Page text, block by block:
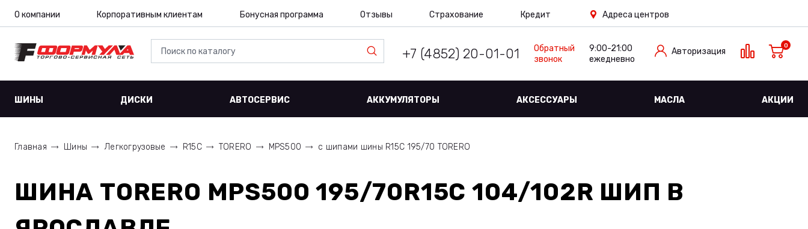
О компании Корпоративным клиентам Бонусная программа Отзывы Страхование Кредит Адреса центров
+7 (4852) 20-01-01
Обратный
звонок
9:00-21:00
ежедневно
Авторизация
0
ШИНЫ ДИСКИ АВТОСЕРВИС АККУМУЛЯТОРЫ АКСЕССУАРЫ МАСЛА АКЦИИ
Главная Шины Легкогрузовые R15C TORERO MPS500 с шипами шины R15C 195/70 TORERO
ШИНА TORERO MPS500 195/70R15C 104/102R ШИП В